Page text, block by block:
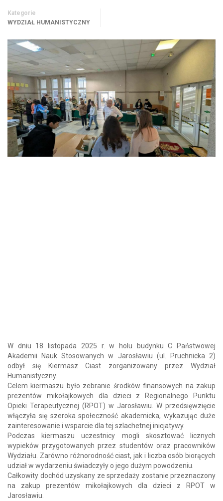
Kategorie
WYDZIAŁ HUMANISTYCZNY
W dniu 18 listopada 2025 r. w holu budynku C Państwowej
Akademii Nauk Stosowanych w Jarosławiu (ul. Pruchnicka 2)
odbył się Kiermasz Ciast zorganizowany przez Wydział
Humanistyczny.
Celem kiermaszu było zebranie środków finansowych na zakup
prezentów mikołajkowych dla dzieci z Regionalnego Punktu
Opieki Terapeutycznej (RPOT) w Jarosławiu. W przedsięwzięcie
włączyła się szeroka społeczność akademicka, wykazując duże
zainteresowanie i wsparcie dla tej szlachetnej inicjatywy.
Podczas kiermaszu uczestnicy mogli skosztować licznych
wypieków przygotowanych przez studentów oraz pracowników
Wydziału. Zarówno różnorodność ciast, jak i liczba osób biorących
udział w wydarzeniu świadczyły o jego dużym powodzeniu.
Całkowity dochód uzyskany ze sprzedaży zostanie przeznaczony
na zakup prezentów mikołajkowych dla dzieci z RPOT w
Jarosławiu.